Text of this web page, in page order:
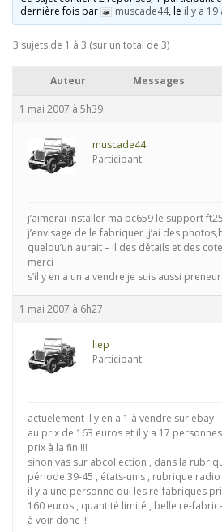
CONNEXION
dernière fois par
muscade44, le il y a
3 sujets de 1 à 3 (sur un total de 3)
Auteur Messages
1 mai 2007 à 5h39
muscade44
Participant
j’aimerai installer ma bc659 le support
j’envisage de le fabriquer ,j’ai des
quelqu’un aurait – il des détails et des
merci
s’il y en a un a vendre je suis aussi
1 mai 2007 à 6h27
liep
Participant
actuelement il y en a 1 à vendre sur ebay
au prix de 163 euros et il y a 17
prix à la fin !!!
sinon vas sur abcollection , dans la
période 39-45 , états-unis , rubrique radio
il y a une personne qui les re-fabriques
160 euros , quantité limité , belle re-
à voir donc !!!